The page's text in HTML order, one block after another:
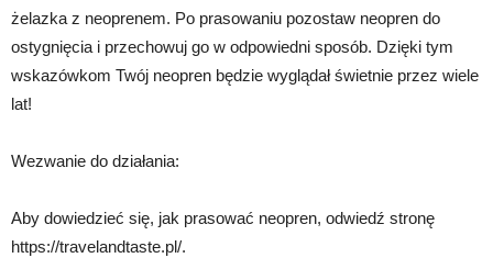
żelazka z neoprenem. Po prasowaniu pozostaw neopren do
ostygnięcia i przechowuj go w odpowiedni sposób. Dzięki tym
wskazówkom Twój neopren będzie wyglądał świetnie przez wiele
lat!
Wezwanie do działania:
Aby dowiedzieć się, jak prasować neopren, odwiedź stronę
https://travelandtaste.pl/.